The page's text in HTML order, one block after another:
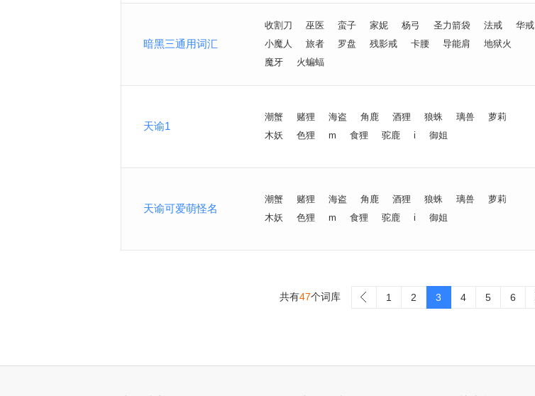
暗黑三通用词汇
收割刀 巫医 蛮子 家妮 杨弓 圣力箭袋 法戒
华戒
小魔人
旅者 罗盘 残影戒 卡腰 导能肩
地狱火
魔牙
火蝙蝠
天谕1
潮蟹 赌狸 海盗 角鹿 酒狸 狼蛛 璃兽
萝莉
木妖
色狸 m 食狸 驼鹿 i 御姐
天谕可爱萌怪名
潮蟹 赌狸 海盗 角鹿 酒狸 狼蛛 璃兽
萝莉
木妖
色狸 m 食狸 驼鹿 i 御姐
共有47个词库 1 2 3 4 5 6